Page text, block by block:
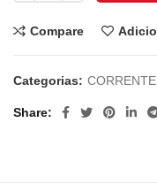
Compare
Categorias:
Share